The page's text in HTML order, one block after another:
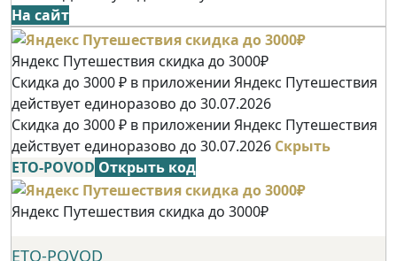
На сайт
Яндекс Путешествия скидка до 3000₽
Скидка до 3000 ₽ в приложении Яндекс Путешествия
действует единоразово до 30.07.2026
Скидка до 3000 ₽ в приложении Яндекс Путешествия
действует единоразово до 30.07.2026 Скрыть
ETO-POVOD Открыть код
Яндекс Путешествия скидка до 3000₽
ETO-POVOD